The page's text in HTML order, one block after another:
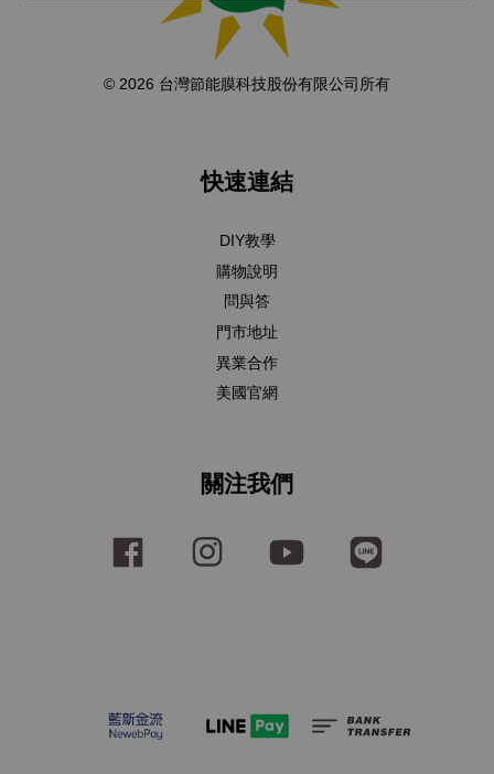
© 2026 台灣節能膜科技股份有限公司所有
快速連結
DIY教學
購物說明
問與答
門市地址
異業合作
美國官網
關注我們
Facebook Instagram YouTube